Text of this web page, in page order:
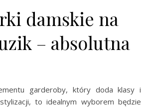
damskie na
– absolutna
garderoby, który doda klasy i
to idealnym wyborem będzie